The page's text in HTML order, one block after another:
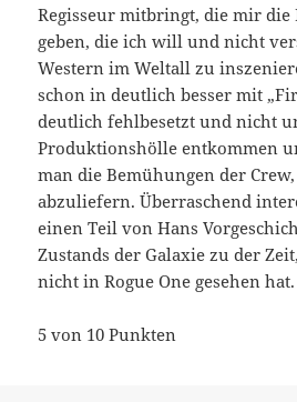
Regisseur mitbringt, die mir die
geben, die ich will und nicht
Western im Weltall zu
schon in deutlich besser mit
deutlich fehlbesetzt und nicht
Produktionshölle entkommen
man die Bemühungen der
abzuliefern. Überraschend
einen Teil von Hans
Zustands der Galaxie zu der
nicht in Rogue One gesehen hat.
5 von 10 Punkten